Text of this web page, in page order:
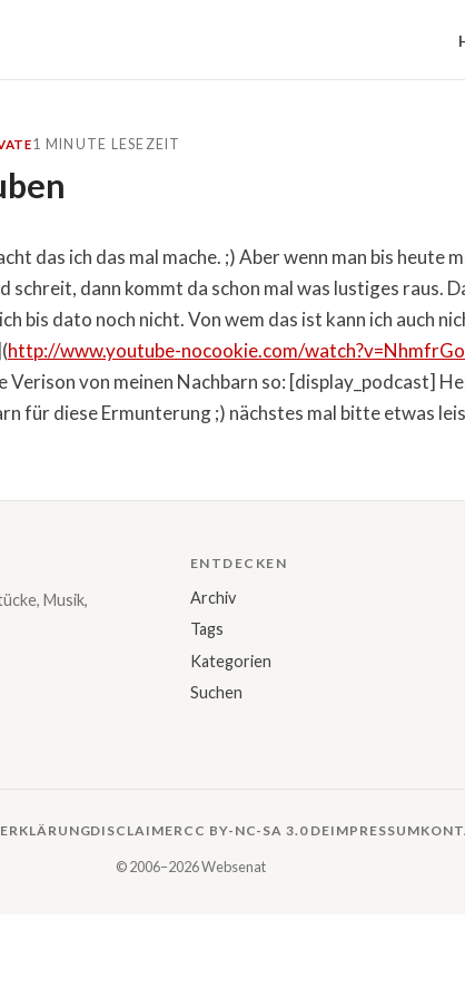
1 MINUTE LESEZEIT
das ich das mal mache. ;) Aber wenn man bis heute
dann kommt da schon mal was lustiges raus.
bis dato noch nicht. Von wem das ist kann ich auch
http://www.youtube-nocookie.com/
Verison von meinen Nachbarn so: [display_podcast]
für diese Ermunterung ;) nächstes mal bitte etwas
Musik,
ENTDECKEN
Archiv
Tags
Kategorien
Suchen
DISCLAIMER CC BY-NC-SA 3.0 DEIMPRESSUM
© 2006–2026 Websenat